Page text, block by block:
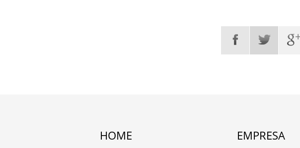
HOME EMPRESA